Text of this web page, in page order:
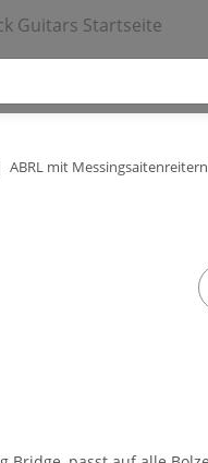
ABRL mit Messingsaitenreitern